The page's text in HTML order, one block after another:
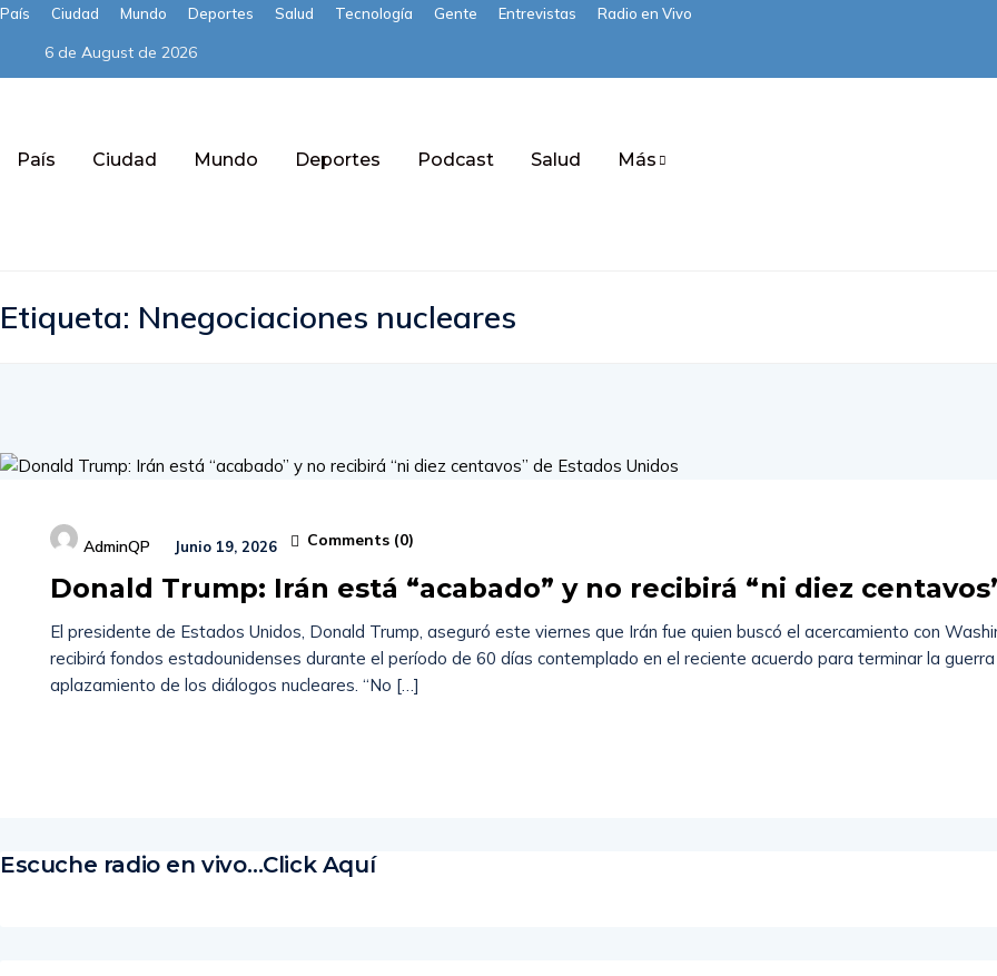
País Ciudad Mundo Deportes Salud Tecnología Gente Entrevistas Radio en Vivo
6 de August de 2026
País Ciudad Mundo Deportes Podcast Salud Más
Etiqueta: Nnegociaciones nucleares
AdminQP Junio 19, 2026 Comments (0)
Donald Trump: Irán está “acabado” y no recibirá “ni diez
El presidente de Estados Unidos, Donald Trump, aseguró este viernes que Irán fue quien buscó el acercamiento con
recibirá fondos estadounidenses durante el período de 60 días contemplado en el reciente acuerdo para terminar la
aplazamiento de los diálogos nucleares. “No […]
Escuche radio en vivo…Click Aquí